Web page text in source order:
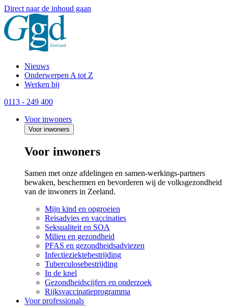
Direct naar de inhoud gaan
Nieuws
Onderwerpen A tot Z
Werken bij
0113 - 249 400
Voor inwoners
Voor inwoners
Voor inwoners
Samen met onze afdelingen en samen-werkings-partners
bewaken, beschermen en bevorderen wij de volksgezondheid
van de inwoners in Zeeland.
Mijn kind en opgroeien
Reisadvies en vaccinaties
Seksualiteit en SOA
Milieu en gezondheid
PFAS en gezondheidsadviezen
Infectieziektebestrijding
Tuberculosebestrijding
In de knel
Gezondheidscijfers en onderzoek
Rijksvaccinatieprogramma
Voor professionals